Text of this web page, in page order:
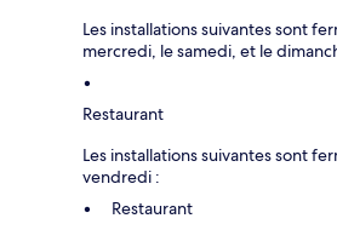
Les installations suivantes sont
mercredi, le samedi, et le
Restaurant
Les installations suivantes sont
vendredi :
Restaurant